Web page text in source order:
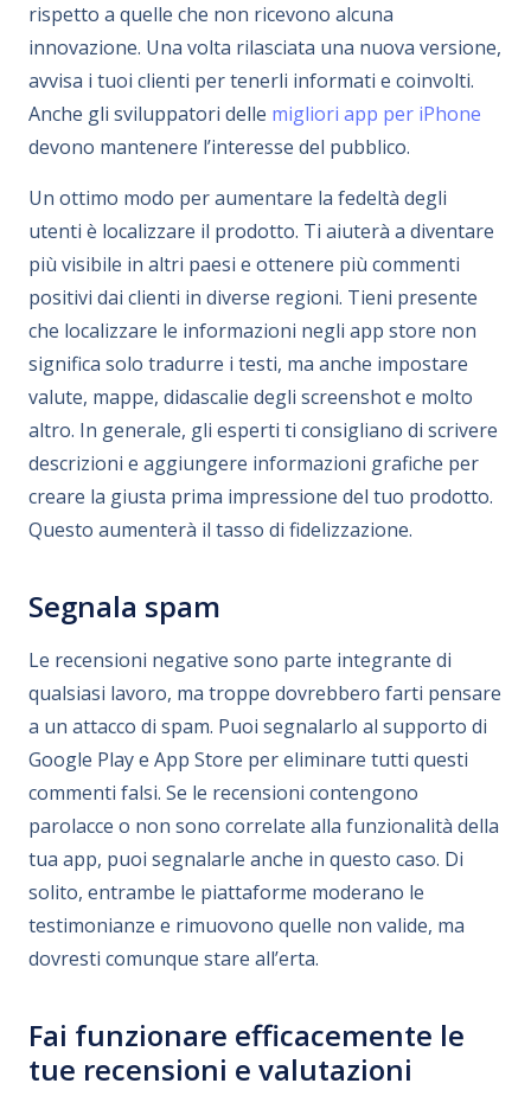
rispetto a quelle che non ricevono alcuna
innovazione. Una volta rilasciata una nuova versione,
avvisa i tuoi clienti per tenerli informati e coinvolti.
Anche gli sviluppatori delle migliori app per iPhone
devono mantenere l’interesse del pubblico.
Un ottimo modo per aumentare la fedeltà degli
utenti è localizzare il prodotto. Ti aiuterà a diventare
più visibile in altri paesi e ottenere più commenti
positivi dai clienti in diverse regioni. Tieni presente
che localizzare le informazioni negli app store non
significa solo tradurre i testi, ma anche impostare
valute, mappe, didascalie degli screenshot e molto
altro. In generale, gli esperti ti consigliano di scrivere
descrizioni e aggiungere informazioni grafiche per
creare la giusta prima impressione del tuo prodotto.
Questo aumenterà il tasso di fidelizzazione.
Segnala spam
Le recensioni negative sono parte integrante di
qualsiasi lavoro, ma troppe dovrebbero farti pensare
a un attacco di spam. Puoi segnalarlo al supporto di
Google Play e App Store per eliminare tutti questi
commenti falsi. Se le recensioni contengono
parolacce o non sono correlate alla funzionalità della
tua app, puoi segnalarle anche in questo caso. Di
solito, entrambe le piattaforme moderano le
testimonianze e rimuovono quelle non valide, ma
dovresti comunque stare all’erta.
Fai funzionare efficacemente le
tue recensioni e valutazioni